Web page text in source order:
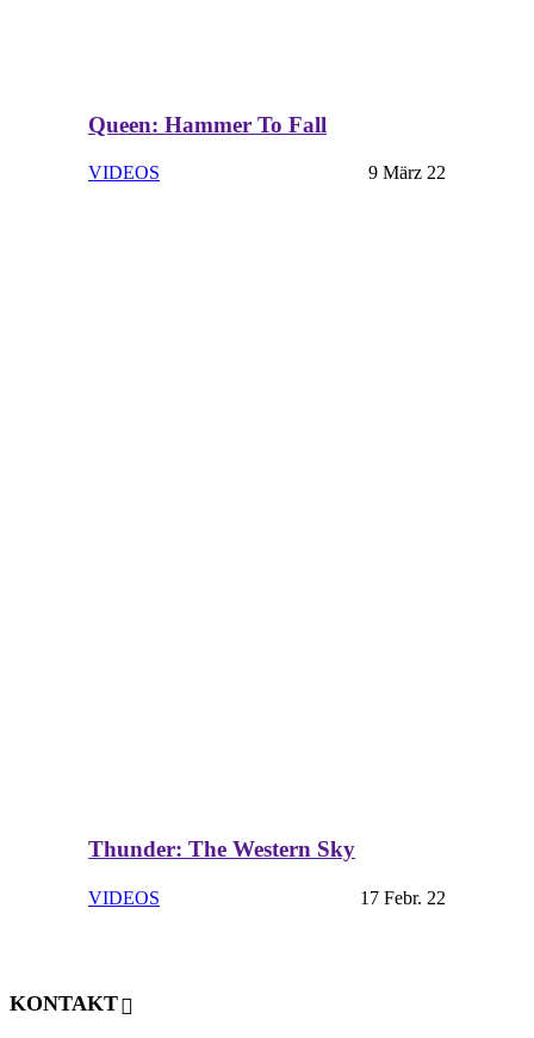
Queen: Hammer To Fall
VIDEOS 9 März 22
Thunder: The Western Sky
VIDEOS 17 Febr. 22
KONTAKT